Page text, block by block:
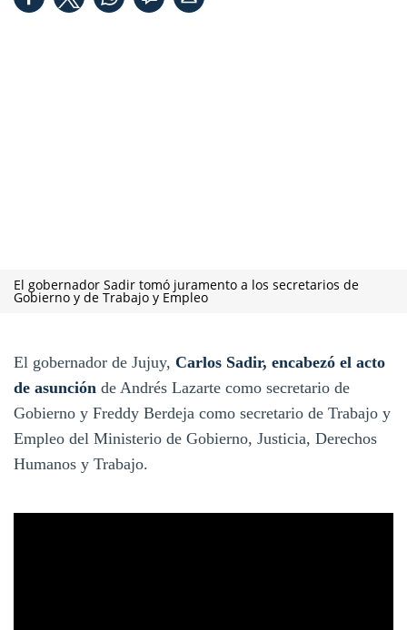
El gobernador Sadir tomó juramento a los secretarios de
Gobierno y de Trabajo y Empleo
El gobernador de Jujuy, Carlos Sadir, encabezó el acto
de asunción de Andrés Lazarte como secretario de
Gobierno y Freddy Berdeja como secretario de Trabajo y
Empleo del Ministerio de Gobierno, Justicia, Derechos
Humanos y Trabajo.